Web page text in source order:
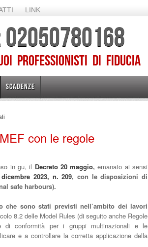
LINK
02050780168
DI FIDUCIA
SCADENZE
con le regole
in gu, il Decreto 20 maggio, emanato ai sensi
2023, n. 209, con le disposizioni di
safe harbours).
che sono stati previsti nell’ambito dei lavori
8.2 delle Model Rules (di seguito anche Regole
conformità per i gruppi multinazionali e le
e a controllare la corretta applicazione della